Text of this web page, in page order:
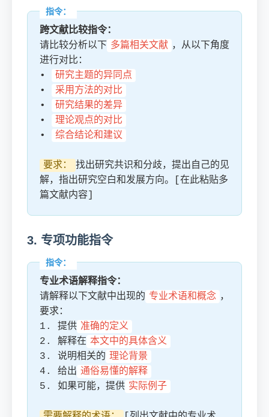
跨文献比较指令：
请比较分析以下 多篇相关文献 ，从以下角度
进行对比：
•
研究主题的异同点
•
采用方法的对比
•
研究结果的差异
•
理论观点的对比
•
综合结论和建议
要求：
找出研究共识和分歧，提出自己的见
解，指出研究空白和发展方向。[在此粘贴多
篇文献内容]
3. 专项功能指令
专业术语解释指令：
请解释以下文献中出现的 专业术语和概念 ，
要求：
1. 提供 准确的定义
2. 解释在 本文中的具体含义
3. 说明相关的 理论背景
4. 给出 通俗易懂的解释
5. 如果可能，提供 实际例子